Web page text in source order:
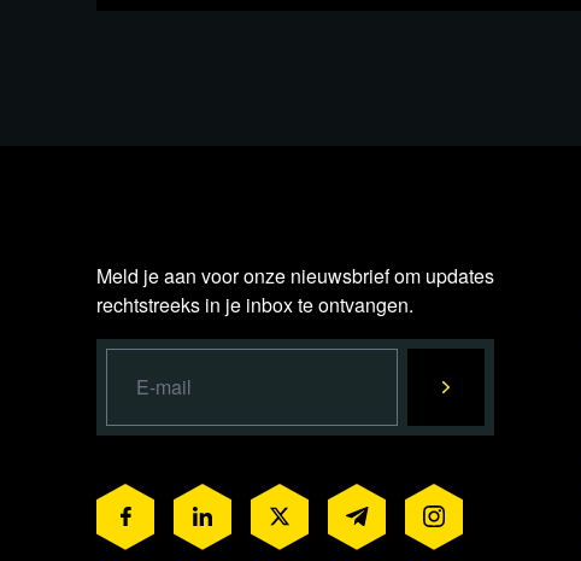
Meld je aan voor onze nieuwsbrief om updates
rechtstreeks in je inbox te ontvangen.